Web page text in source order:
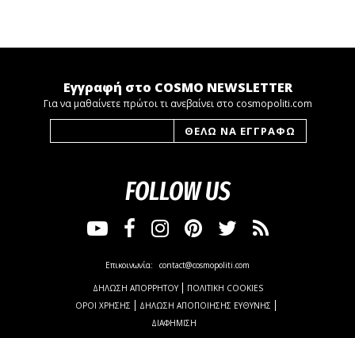
Εγγραφή στο COSMO NEWSLETTER
Για να μαθαίνετε πρώτοι τι ανεβαίνει στο cosmopoliti.com
FOLLOW US
Επικοινωνία: contact@cosmopoliti.com
ΔΗΛΩΣΗ ΑΠΟΡΡΗΤΟΥ
ΠΟΛΙΤΙΚΗ COOKIES
ΟΡΟΙ ΧΡΗΣΗΣ
ΔΗΛΩΣΗ ΑΠΟΠΟΙΗΣΗΣ ΕΥΘΥΝΗΣ
ΔΙΑΦΗΜΙΣΗ